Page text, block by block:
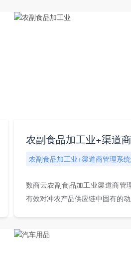
农副食品加工业+渠道
农副食品加工业+渠道商管理系
数商云农副食品加工业渠道商管
有效对冲农产品供应链中固有的